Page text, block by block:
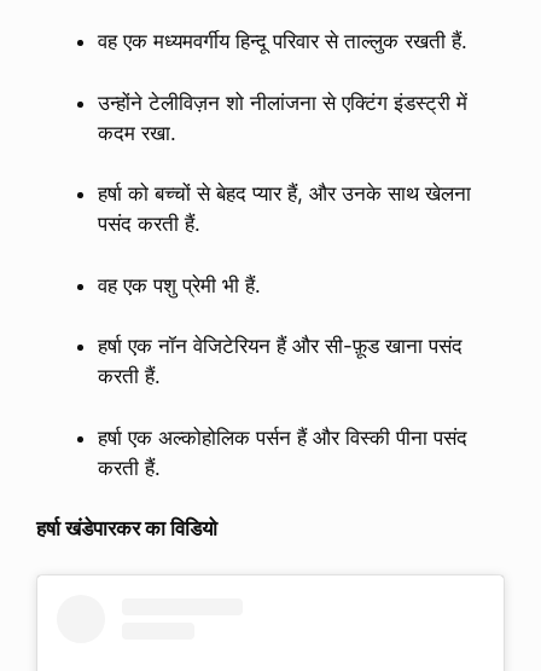
वह एक मध्यमवर्गीय हिन्दू परिवार से ताल्लुक रखती हैं.
उन्होंने टेलीविज़न शो नीलांजना से एक्टिंग इंडस्ट्री में
कदम रखा.
हर्षा को बच्चों से बेहद प्यार हैं, और उनके साथ खेलना
पसंद करती हैं.
वह एक पशु प्रेमी भी हैं.
हर्षा एक नॉन वेजिटेरियन हैं और सी-फ़ूड खाना पसंद
करती हैं.
हर्षा एक अल्कोहोलिक पर्सन हैं और विस्की पीना पसंद
करती हैं.
हर्षा खंडेपारकर का विडियो